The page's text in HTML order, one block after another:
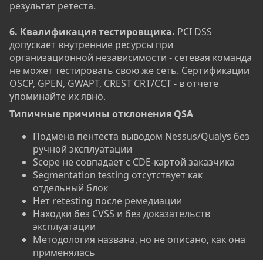
результат ретеста.
6. Квалификация тестировщика. PCI DSS
допускает внутренние ресурсы при
организационной независимости - сетевая команда
не может тестировать свою же сеть. Сертификации
OSCP, GPEN, GWAPT, CREST CRT/CCT - в отчёте
упоминайте их явно.
Типичные причины отклонения QSA​
Подмена пентеста выводом Nessus/Qualys без
ручной эксплуатации
Scope не совпадает с CDE-картой заказчика
Segmentation testing отсутствует как
отдельный блок
Нет retesting после ремедиации
Находки без CVSS и без доказательств
эксплуатации
Методология названа, но не описано, как она
применялась